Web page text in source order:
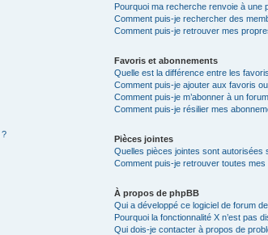
?
Pourquoi ma recherche renvoie à une
Comment puis-je rechercher des
Comment puis-je retrouver mes
Favoris et abonnements
Quelle est la différence entre les
Comment puis-je ajouter aux favoris
Comment puis-je m’abonner à un
Comment puis-je résilier mes
Pièces jointes
Quelles pièces jointes sont autorisées
Comment puis-je retrouver toutes mes
À propos de phpBB
Qui a développé ce logiciel de forum
Pourquoi la fonctionnalité X n’est pas
Qui dois-je contacter à propos de